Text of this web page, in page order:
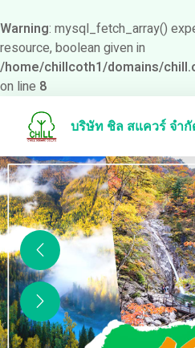
Warning: mysql_fetch_array()
resource, boolean given in
/home/chillcoth1/domains/
on line 8
บริษัท ชิล สแควร์ จำกั